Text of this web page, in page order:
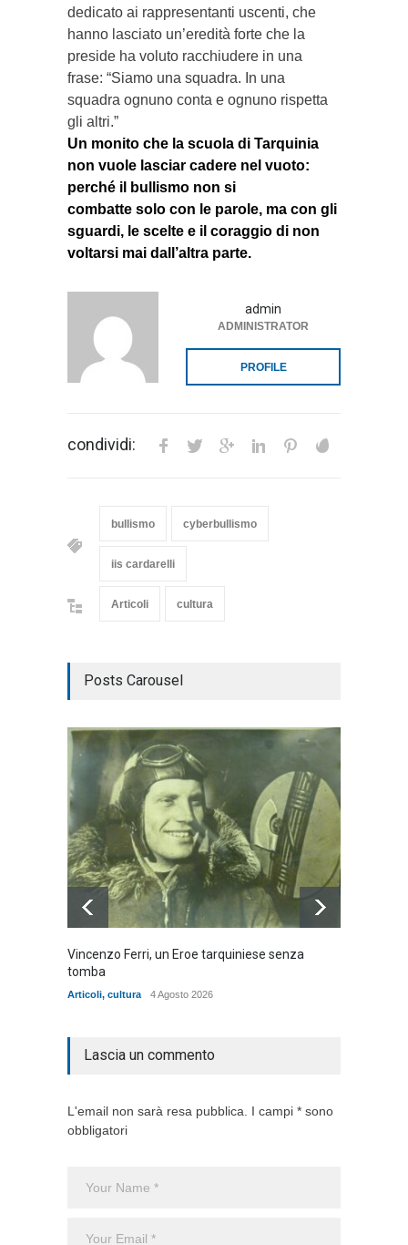
dedicato ai rappresentanti uscenti, che
hanno lasciato un’eredità forte che la
preside ha voluto racchiudere in una
frase: “Siamo una squadra. In una
squadra ognuno conta e ognuno rispetta
gli altri.”
Un monito che la scuola di Tarquinia
non vuole lasciar cadere nel vuoto:
perché il bullismo non si
combatte solo con le parole, ma con gli
sguardi, le scelte e il coraggio di non
voltarsi mai dall’altra parte.
admin
ADMINISTRATOR
PROFILE
condividi:
bullismo cyberbullismo
iis cardarelli
Articoli cultura
Posts Carousel
Vincenzo Ferri, un Eroe tarquiniese senza
tomba
Articoli, cultura 4 Agosto 2026
Lascia un commento
L'email non sarà resa pubblica. I campi * sono
obbligatori